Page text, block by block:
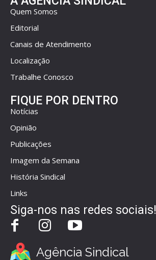
Quem Somos
Editorial
Canais de Atendimento
Localização
Trabalhe Conosco
FIQUE POR DENTRO
Notícias
Opinião
Publicações
Imagem da Semana
História Sindical
Links
Siga-nos nas redes sociais!
Agência Sindical